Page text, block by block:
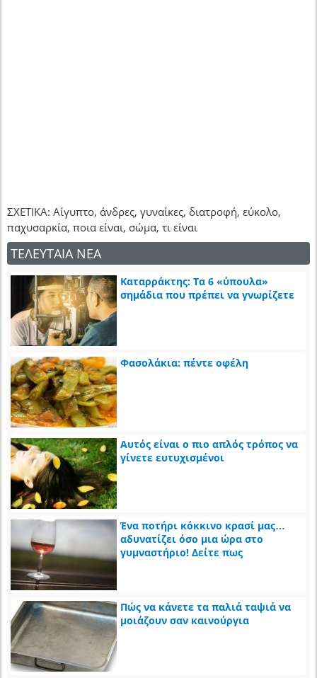
ΣΧΕΤΙΚΑ: Αίγυπτο, άνδρες, γυναίκες, διατροφή, εύκολο,
παχυσαρκία, ποια είναι, σώμα, τι είναι
ΤΕΛΕΥΤΑΙΑ ΝΕΑ
Καταρράκτης: Τα 6 «ύπουλα»
σημάδια που πρέπει να γνωρίζετε
Φασολάκια: πέντε οφέλη
Αυτός είναι ο πιο απλός τρόπος να
γίνετε ευτυχισμένοι
Ένα ποτήρι κόκκινο κρασί μας…
αδυνατίζει όσο μια ώρα στο
γυμναστήριο! Δείτε πως
Πώς να κάνετε τα παλιά ταψιά να
μοιάζουν σαν καινούργια